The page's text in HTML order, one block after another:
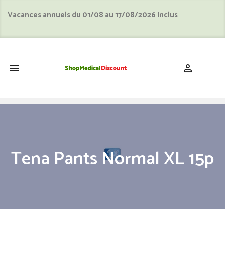
Vacances annuels du 01/08 au 17/08/2026 Inclus
 
Tena Pants Normal XL 15p